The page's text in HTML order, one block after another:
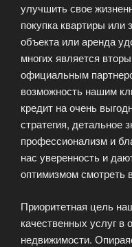
улучшить свое
покупка квартиры или
объекта или аренда
многих является
официальным
возможность нашим
кредит на очень
стратегия, детальное
профессионализм и
нас уверенность и
оптимизмом смотреть
Приоритетная цель
качественных услуг в
недвижимости.